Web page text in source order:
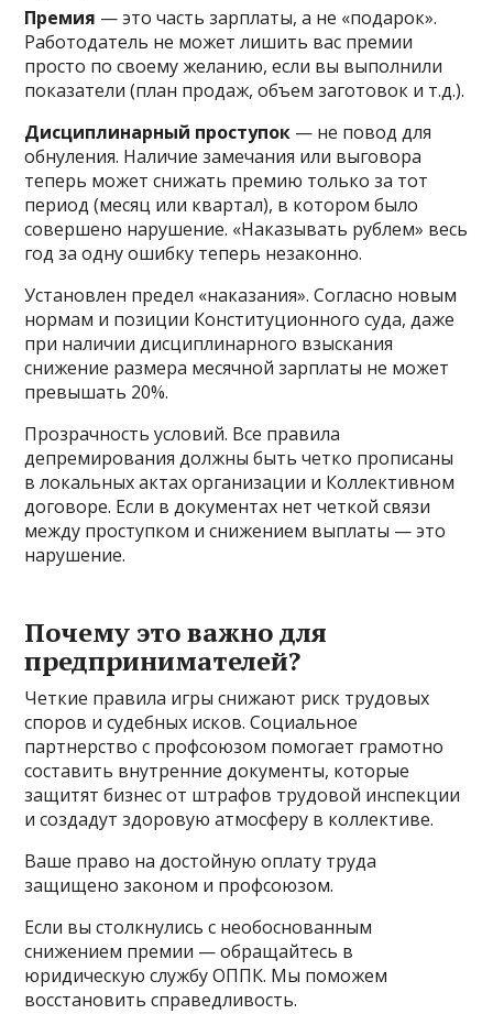
Премия — это часть зарплаты, а не «подарок».
Работодатель не может лишить вас премии
просто по своему желанию, если вы выполнили
показатели (план продаж, объем заготовок и т.д.).
Дисциплинарный проступок — не повод для
обнуления. Наличие замечания или выговора
теперь может снижать премию только за тот
период (месяц или квартал), в котором было
совершено нарушение. «Наказывать рублем» весь
год за одну ошибку теперь незаконно.
Установлен предел «наказания». Согласно новым
нормам и позиции Конституционного суда, даже
при наличии дисциплинарного взыскания
снижение размера месячной зарплаты не может
превышать 20%.
Прозрачность условий. Все правила
депремирования должны быть четко прописаны
в локальных актах организации и Коллективном
договоре. Если в документах нет четкой связи
между проступком и снижением выплаты — это
нарушение.
Почему это важно для
предпринимателей?
Четкие правила игры снижают риск трудовых
споров и судебных исков. Социальное
партнерство с профсоюзом помогает грамотно
составить внутренние документы, которые
защитят бизнес от штрафов трудовой инспекции
и создадут здоровую атмосферу в коллективе.
Ваше право на достойную оплату труда
защищено законом и профсоюзом.
Если вы столкнулись с необоснованным
снижением премии — обращайтесь в
юридическую службу ОППК. Мы поможем
восстановить справедливость.